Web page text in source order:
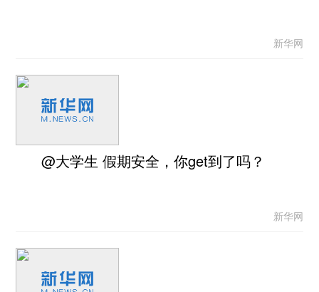
新华网
@大学生 假期安全，你get到了吗？
新华网